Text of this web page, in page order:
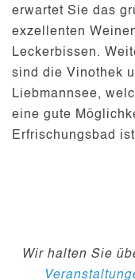
erwartet Sie das
exzellenten
Leckerbissen.
sind die Vinothek
Liebmannsee,
eine gute
Erfrischungsbad
Wir halten Sie